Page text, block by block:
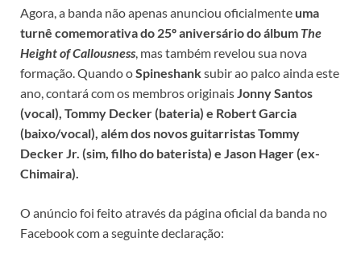
Agora, a banda não apenas anunciou oficialmente uma
turnê comemorativa do 25º aniversário do álbum The
Height of Callousness, mas também revelou sua nova
formação. Quando oSpineshanksubir ao palco ainda este
ano, contará com os membros originaisJonny Santos
(vocal), Tommy Decker (bateria) e Robert Garcia
(baixo/vocal), além dos novos guitarristas Tommy
Decker Jr. (sim, filho do baterista) e Jason Hager (ex-
Chimaira).
O anúncio foi feito através da página oficial da banda no
Facebook com a seguinte declaração: